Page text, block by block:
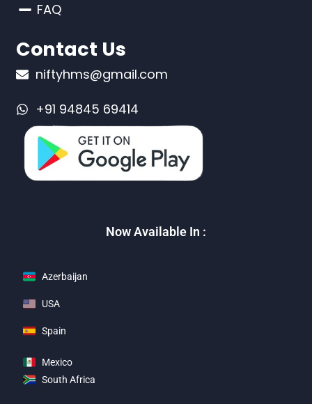
FAQ
Contact Us
niftyhms@gmail.com
+91 94845 69414
Now Available In :
Azerbaijan
USA
Spain
Mexico
South Africa